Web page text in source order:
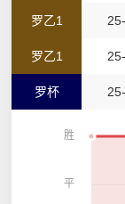
罗乙1
罗乙1
罗杯
胜
平